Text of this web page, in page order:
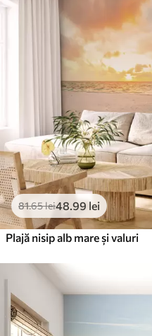
81.65lei48 .99 lei
Plajă nisip alb mare și valuri